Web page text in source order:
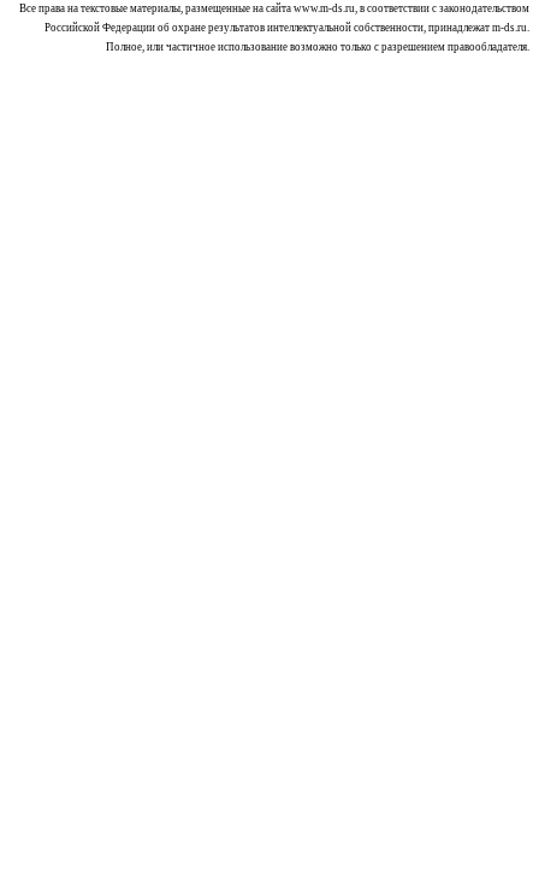
Все права на текстовые материалы, размещенные на сайта www.m-ds.ru, в соответствии с законодательством
Российской Федерации об охране результатов интеллектуальной собственности, принадлежат m-ds.ru.
Полное, или частичное использование возможно только с разрешением правообладателя.